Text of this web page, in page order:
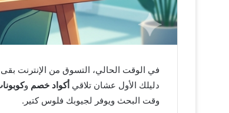
في الوقت الحالي، التسوق من الإنترنت
دليلك الأول عشان تلاقي أكواد خصم و
وقت البحث ويوفر لجيوبك فلوس كتير.